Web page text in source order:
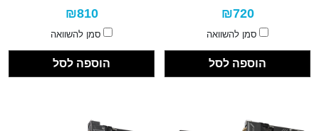
₪720
סמן להשוואה
הוספה לסל
₪810
סמן להשוואה
הוספה לסל